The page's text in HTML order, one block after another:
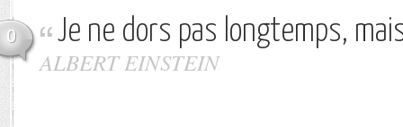
0 Je ne dors pas longtemps,
ALBERT EINSTEIN